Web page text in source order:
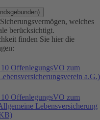
welches
berücksichtigt.
finden Sie hier die
OffenlegungsVO zum
a.G.)
OffenlegungsVO zum
Lebensversicherung